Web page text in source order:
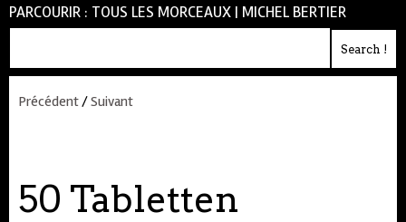
PARCOURIR : TOUS LES MORCEAUX | MICHEL BERTIER
Précédent/Suivant
50 Tabletten